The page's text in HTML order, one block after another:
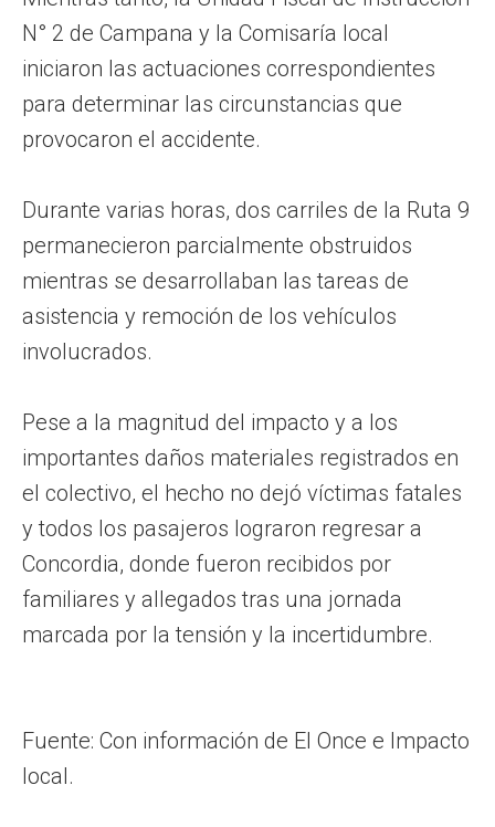
N° 2 de Campana y la Comisaría local
iniciaron las actuaciones correspondientes
para determinar las circunstancias que
provocaron el accidente.
Durante varias horas, dos carriles de la Ruta 9
permanecieron parcialmente obstruidos
mientras se desarrollaban las tareas de
asistencia y remoción de los vehículos
involucrados.
Pese a la magnitud del impacto y a los
importantes daños materiales registrados en
el colectivo, el hecho no dejó víctimas fatales
y todos los pasajeros lograron regresar a
Concordia, donde fueron recibidos por
familiares y allegados tras una jornada
marcada por la tensión y la incertidumbre.
Fuente: Con información de El Once e Impacto
local.